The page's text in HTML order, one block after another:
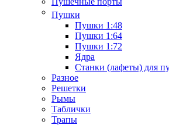
Пушки
Пушки 1:48
Пушки 1:64
Пушки 1:72
Ядра
Станки (лафеты) для
Разное
Решетки
Рымы
Таблички
Трапы